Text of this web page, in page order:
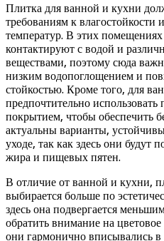
Плитка для ванной и кухни
требованиям к влагостойкости
температур. В этих
контактируют с водой и
веществами, поэтому сюда
низким водопоглощением и
стойкостью. Кроме того, для
предпочтительно
покрытием, чтобы обеспечить
актуальны варианты,
уходе, так как здесь они будут
жира и пищевых пятен.
В отличие от ванной и кухни,
выбирается больше по
здесь она подвергается
обратить внимание на
они гармонично вписывались